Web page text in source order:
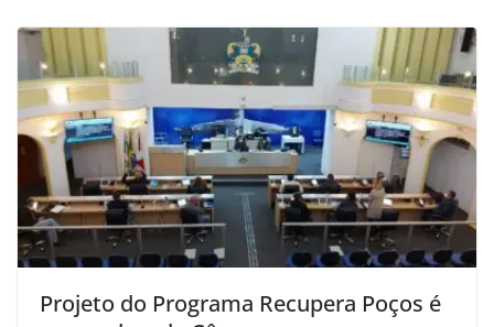
Projeto do Programa Recupera Poços é